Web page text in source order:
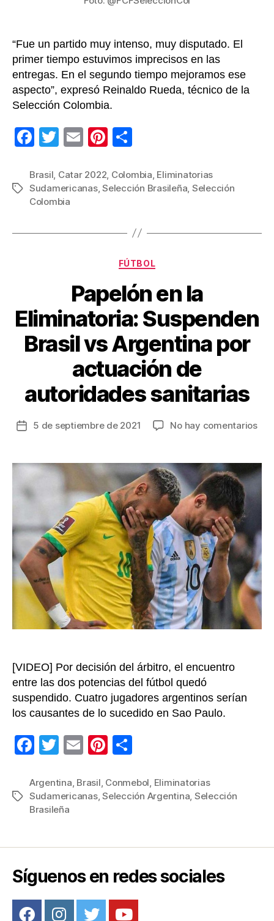
“Fue un partido muy intenso, muy disputado. El
primer tiempo estuvimos imprecisos en las
entregas. En el segundo tiempo mejoramos ese
aspecto”, expresó Reinaldo Rueda, técnico de la
Selección Colombia.
F
c
e
o
T
tt
er
E
ail
Pi
er
e
m
p
tir
Etiquetas
Brasil Catar 2022 Colombia Eliminatorias
Sudamericanas,Selección Brasileña Selección
Colombia
Categorías
FÚTBOL
Papelón en la
Eliminatoria: Suspenden
Brasil vs Argentina por
actuación de
autoridades sanitarias
Fecha
entrada
5 de septiembre de 2021 No hay comentariosen
la
de
[VIDEO] Por decisión del árbitro, el encuentro
entre las dos potencias del fútbol quedó
suspendido. Cuatro jugadores argentinos serían
los causantes de lo sucedido en Sao Paulo.
F
c
e
o
k
T
tt
er
E
ail
Pi
er
e
m
p
tir
Etiquetas
Argentina Brasil Conmebol Eliminatorias
Sudamericanas,Selección Argentina Selección
Brasileña
Síguenos en redes sociales